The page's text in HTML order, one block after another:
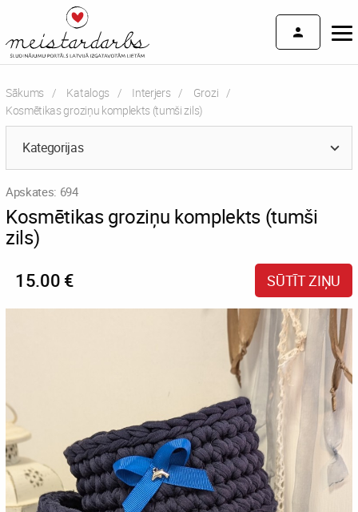
Sākums Katalogs Interjers
Grozi
Current:
Kosmētikas groziņu komplekts (tumši zils)
Kategorijas
Apskates: 694
Kosmētikas groziņu komplekts (tumši
zils)
15.00 € SŪTĪT ZIŅU